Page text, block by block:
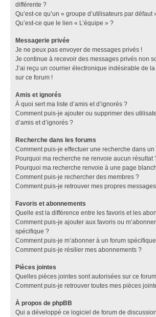
différente ?
Qu’est-ce qu’un « groupe d’utilisateurs par défaut
Qu’est-ce que le lien « L’équipe » ?
Messagerie privée
Je ne peux pas envoyer de messages privés !
Je continue à recevoir des messages privés non
J’ai reçu un courrier électronique indésirable de la
sur ce forum !
Amis et ignorés
À quoi sert ma liste d’amis et d’ignorés ?
Comment puis-je ajouter ou supprimer des
d’amis et d’ignorés ?
Recherche dans les forums
Comment puis-je effectuer une recherche dans
Pourquoi ma recherche ne renvoie aucun résultat
Pourquoi ma recherche renvoie à une page
Comment puis-je rechercher des membres ?
Comment puis-je retrouver mes propres
Favoris et abonnements
Quelle est la différence entre les favoris et les
Comment puis-je ajouter aux favoris ou
spécifique ?
Comment puis-je m’abonner à un forum
Comment puis-je résilier mes abonnements ?
Pièces jointes
Quelles pièces jointes sont autorisées sur ce
Comment puis-je retrouver toutes mes pièces
À propos de phpBB
Qui a développé ce logiciel de forum de